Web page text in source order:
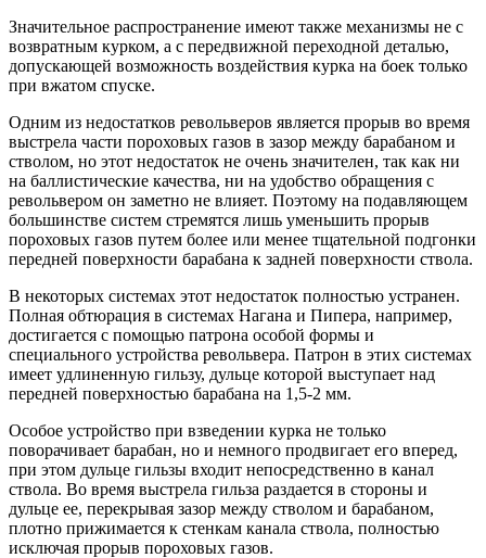
Значительное распространение имеют также механизмы не с
возвратным курком, а с передвижной переходной деталью,
допускающей возможность воздействия курка на боек только
при вжатом спуске.
Одним из недостатков револьверов является прорыв во время
выстрела части пороховых газов в зазор между барабаном и
стволом, но этот недостаток не очень значителен, так как ни
на баллистические качества, ни на удобство обращения с
револьвером он заметно не влияет. Поэтому на подавляющем
большинстве систем стремятся лишь уменьшить прорыв
пороховых газов путем более или менее тщательной подгонки
передней поверхности барабана к задней поверхности ствола.
В некоторых системах этот недостаток полностью устранен.
Полная обтюрация в системах Нагана и Пипера, например,
достигается с помощью патрона особой формы и
специального устройства револьвера. Патрон в этих системах
имеет удлиненную гильзу, дульце которой выступает над
передней поверхностью барабана на 1,5-2 мм.
Особое устройство при взведении курка не только
поворачивает барабан, но и немного продвигает его вперед,
при этом дульце гильзы входит непосредственно в канал
ствола. Во время выстрела гильза раздается в стороны и
дульце ее, перекрывая зазор между стволом и барабаном,
плотно прижимается к стенкам канала ствола, полностью
исключая прорыв пороховых газов.